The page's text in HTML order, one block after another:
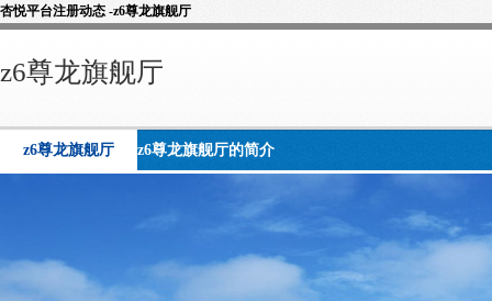
杏悦平台注册动态 -z6尊龙旗舰厅
z6尊龙旗舰厅
z6尊龙旗舰厅 z6尊龙旗舰厅的简介